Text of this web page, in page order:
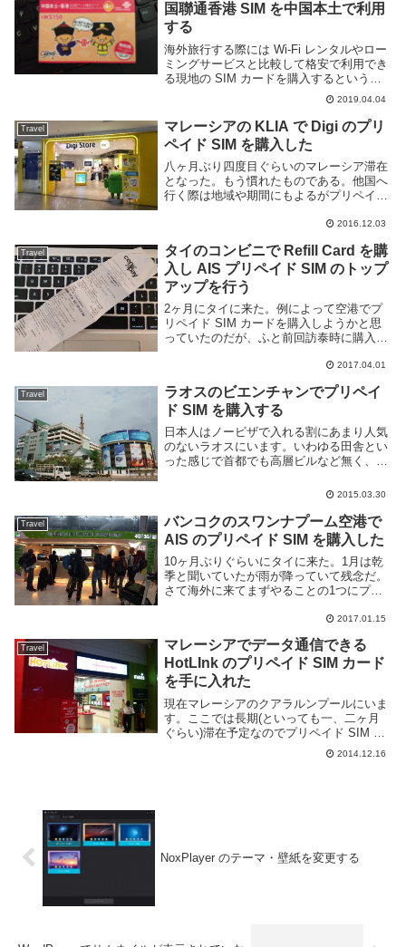
国聯通香港 SIM を中国本土で利用
する
海外旅行する際には Wi-Fi レンタルやロー
ミングサービスと比較して格安で利用でき
る現地の SIM カードを購入するという方
は多いだろう。しかし、中国本土へ行く際
には金盾と呼ばれるファイヤーウォールが
問題となるため、それを回避できる香港
の...
2019.04.04
Travel
マレーシアの KLIA で Digi のプリ
ペイド SIM を購入した
八ヶ月ぶり四度目ぐらいのマレーシア滞在
となった。もう慣れたものである。他国へ
行く際は地域や期間にもよるがプリペイド
に着いたら即購入した。前回、前々回マレ
2016.12.03
Travel
タイのコンビニで Refill Card を購
入し AIS プリペイド SIM のトップ
アップを行う
2ヶ月にタイに来た。例によって空港でプ
リペイド SIM カードを購入しようかと思
っていたのだが、ふと前回訪泰時に購入し
挿してみたところ、まだ使用期限内だった
2017.04.01
Travel
ラオスのビエンチャンでプリペイ
ド SIM を購入する
日本人はノービザで入れる割にあまり人気
のないラオスにいます。いわゆる田舎とい
った感じで首都でも高層ビルなど無く、の
外へ来たらまずする事の一つにプリペイド
く入手...
2015.03.30
Travel
バンコクのスワンナプーム空港で
AIS のプリペイド SIM を購入した
10ヶ月ぶりぐらいにタイに来た。1月は乾
季と聞いていたが雨が降っていて残念だ。
さて海外に来てまずやることの1つにプリ
には陸路で入ったり、ドンムアン空港では
妙に高いプリペイド SIM しか無かった為
空...
2017.01.15
Travel
マレーシアでデータ通信できる
HotLInk のプリペイド SIM カード
を手に入れた
現在マレーシアのクアラルンプールにいま
す。ここでは長期(といっても一、二ヶ月
ぐらい)滞在予定なのでプリペイド SIM カ
ードを入手し、スマートフォンによるデー
タ通信を行えるようにしました。SIM ロッ
2014.12.16
NoxPlayer のテーマ・壁紙を変更する